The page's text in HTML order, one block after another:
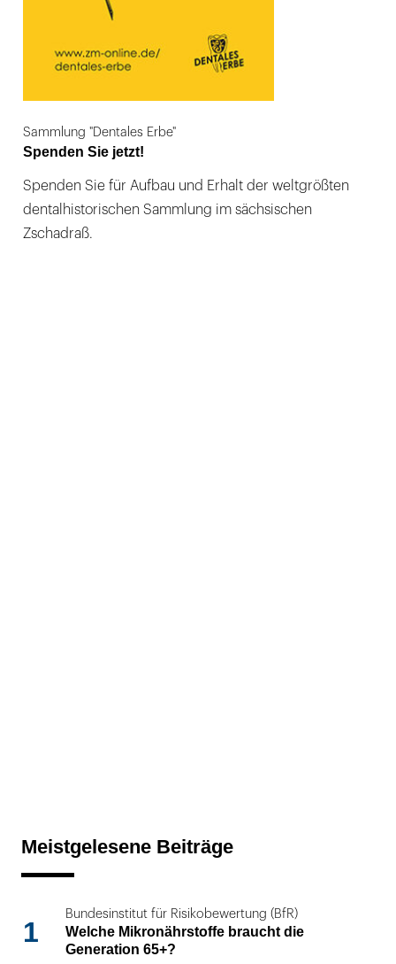
Sammlung "Dentales Erbe"
Spenden Sie jetzt!
Spenden Sie für Aufbau und Erhalt der weltgrößten
dentalhistorischen Sammlung im sächsischen
Zschadraß.
Meistgelesene Beiträge
1
Bundesinstitut für Risikobewertung (BfR)
Welche Mikronährstoffe braucht die
Generation 65+?